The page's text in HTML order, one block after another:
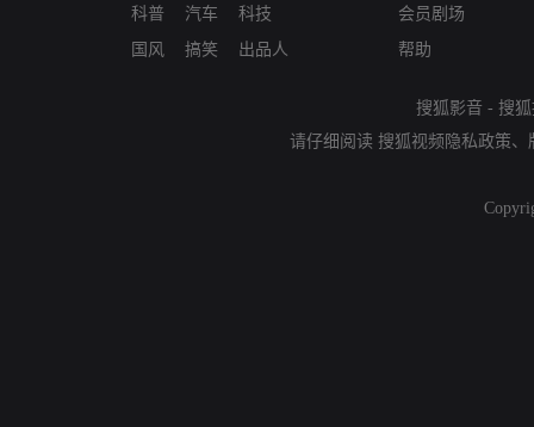
科普
国风
汽车
搞笑
科技
出品人
会员剧场
帮助
搜狐影音 - 搜
请仔细阅读 搜狐视频隐私政策、